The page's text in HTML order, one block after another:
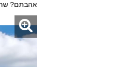
אהבתם?